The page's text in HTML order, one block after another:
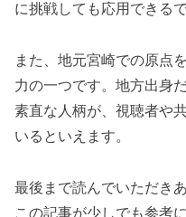
に挑戦しても応用できるで
また、地元宮崎での原点
力の一つです。地方出身
素直な人柄が、視聴者や
いるといえます。
最後まで読んでいただき
この記事が少しでも参考